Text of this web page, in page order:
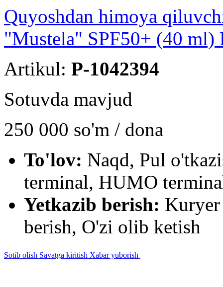
Quyoshdan himoya
"Mustela" SPF50+ (40 ml)
Artikul: P-1042394
Sotuvda mavjud
250 000 so'm / dona
To'lov: Naqd, Pul
terminal, HUMO
Yetkazib berish:
berish, O'zi olib ketish
Sotib olish Savatga kiritish Xabar yuborish